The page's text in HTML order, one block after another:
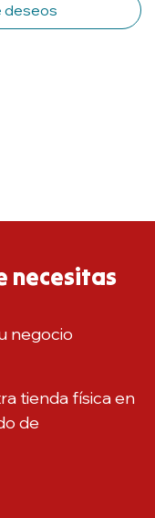
deseos
necesitas
negocio
tienda física en
de